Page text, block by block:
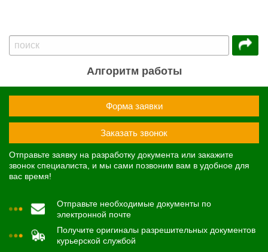
Алгоритм работы
Форма заявки
Заказать звонок
Отправьте заявку на разработку документа или закажите
звонок специалиста, и мы сами позвоним вам в удобное для
вас время!
Отправьте необходимые документы по
электронной почте
Получите оригиналы разрешительных документов
курьерской службой